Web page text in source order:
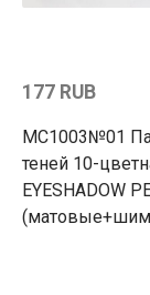
177 RUB
MC1003№01
теней 10-
EYESHADOW